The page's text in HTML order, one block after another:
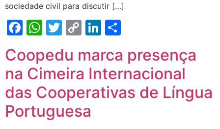
sociedade civil para discutir […]
Facebook
WhatsApp
Twitter
CopyLinkedIn
Coopedu marca presença
na Cimeira Internacional
das Cooperativas de Língua
Portuguesa